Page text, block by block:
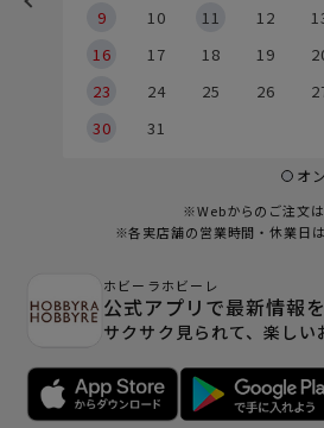
9
10 11 12
16
17 18 19
23
24 25 26
30
31
オ
※Webからのご注文
※各実店舗の営業時間・休業日は
ホビーラホビーレ
公式アプリで最新情報
サクサク見られて、楽し